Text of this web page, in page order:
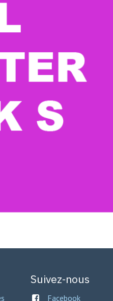
Suivez-nous
Facebook